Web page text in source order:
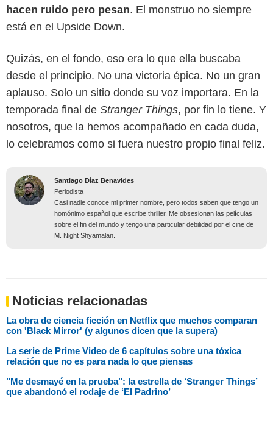
hacen ruido pero pesan. El monstruo no siempre
está en el Upside Down.
Quizás, en el fondo, eso era lo que ella buscaba
desde el principio. No una victoria épica. No un gran
aplauso. Solo un sitio donde su voz importara. En la
temporada final de Stranger Things, por fin lo tiene. Y
nosotros, que la hemos acompañado en cada duda,
lo celebramos como si fuera nuestro propio final feliz.
Santiago Díaz Benavides
Periodista
Casi nadie conoce mi primer nombre, pero todos saben que tengo un
homónimo español que escribe thriller. Me obsesionan las películas
sobre el fin del mundo y tengo una particular debilidad por el cine de
M. Night Shyamalan.
Noticias relacionadas
La obra de ciencia ficción en Netflix que muchos comparan
con 'Black Mirror' (y algunos dicen que la supera)
La serie de Prime Video de 6 capítulos sobre una tóxica
relación que no es para nada lo que piensas
"Me desmayé en la prueba": la estrella de ‘Stranger Things’
que abandonó el rodaje de ‘El Padrino’